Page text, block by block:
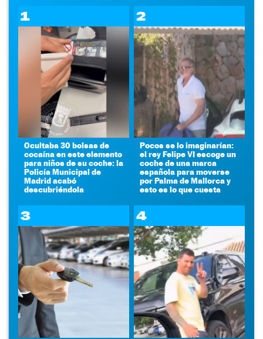
1
Ocultaba 30 bolsas de
cocaína en este elemento
para niños de su coche: la
Policía Municipal de
Madrid acabó
descubriéndola
2
Pocos se lo imaginarían:
el rey Felipe VI escoge un
coche de una marca
española para moverse
por Palma de Mallorca y
esto es lo que cuesta
3 4